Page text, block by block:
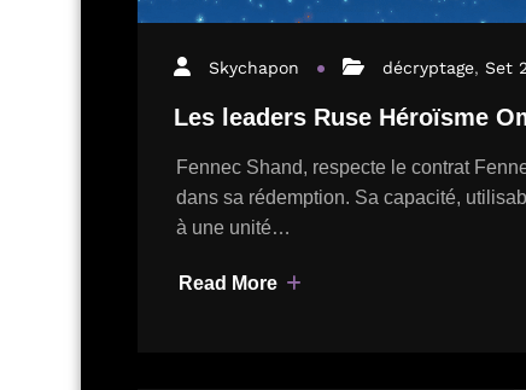
Skychapon décryptage, Set
Les leaders Ruse Héroïsme
Fennec Shand, respecte le contrat
dans sa rédemption. Sa capacité,
à une unité…
Read More